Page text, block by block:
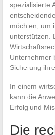
spezialisierte
möchten, um
unterstützen.
Unternehmer
Sicherung
In einem
kann die
Erfolg und
Die